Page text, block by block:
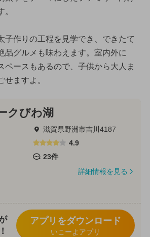
子作りの工程を見学でき、できたて
品グルメも味わえます。室内外に
ペースもあるので、子供から大人ま
せますよ。
クびわ湖
滋賀県野洲市吉川4187
4.9
23件
詳細情報を見る
アプリをダウンロード
いこーよアプリ